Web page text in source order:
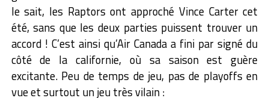
le sait, les Raptors ont approché Vince Carter cet
été, sans que les deux parties puissent trouver un
accord ! C’est ainsi qu’Air Canada a fini par signé du
côté de la californie, où sa saison est guère
excitante. Peu de temps de jeu, pas de playoffs en
vue et surtout un jeu très vilain :